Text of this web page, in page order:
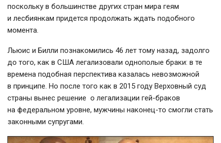
поскольку в большинстве других стран мира геям
и лесбиянкам придется продолжать ждать подобного
момента.
Льюис и Билли познакомились 46 лет тому назад, задолго
до того, как в США легализовали однополые браки: в те
времена подобная перспектива казалась невозможной
в принципе. Но после того как в 2015 году Верховный суд
страны вынес решение о легализации гей-браков
на федеральном уровне, мужчины наконец-то смогли стать
законными супругами.